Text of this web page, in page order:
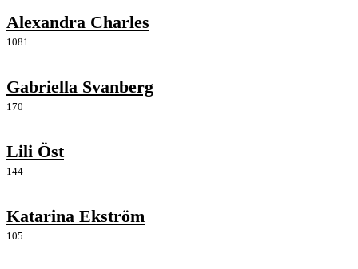
Alexandra Charles
1081
Gabriella Svanberg
170
Lili Öst
144
Katarina Ekström
105